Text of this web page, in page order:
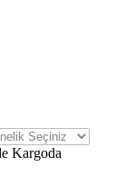
Kargoda